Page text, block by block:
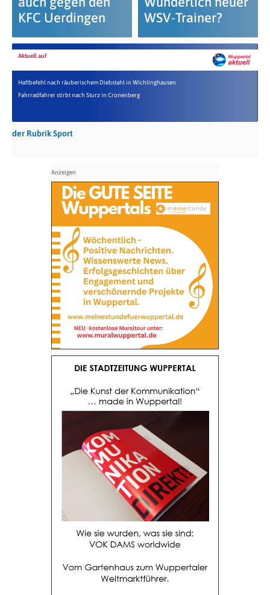
KFC Uerdingen
WSV-Trainer?
Aktuell auf
Haftbefehl nach räuberischem Diebstahl in Wichlinghausen
Fahrradfahrer stirbt nach Sturz in Cronenberg
der Rubrik Sport